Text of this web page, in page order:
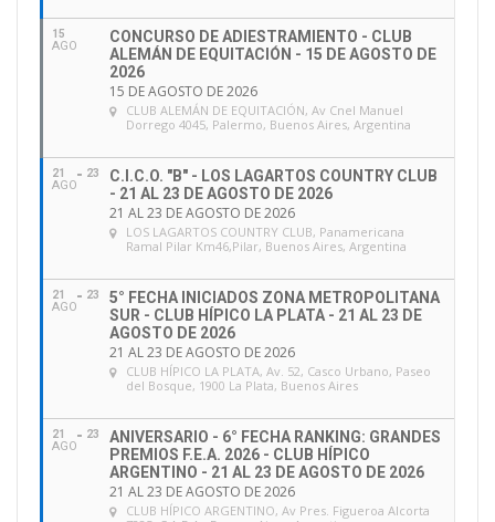
15
AGO
CONCURSO DE ADIESTRAMIENTO - CLUB
ALEMÁN DE EQUITACIÓN - 15 DE AGOSTO DE
2026
15 DE AGOSTO DE 2026
CLUB ALEMÁN DE EQUITACIÓN, Av Cnel Manuel
Dorrego 4045, Palermo, Buenos Aires, Argentina
21
AGO
23
C.I.C.O. "B" - LOS LAGARTOS COUNTRY CLUB
- 21 AL 23 DE AGOSTO DE 2026
21 AL 23 DE AGOSTO DE 2026
LOS LAGARTOS COUNTRY CLUB, Panamericana
Ramal Pilar Km46,Pilar, Buenos Aires, Argentina
21
AGO
23
5° FECHA INICIADOS ZONA METROPOLITANA
SUR - CLUB HÍPICO LA PLATA - 21 AL 23 DE
AGOSTO DE 2026
21 AL 23 DE AGOSTO DE 2026
CLUB HÍPICO LA PLATA, Av. 52, Casco Urbano, Paseo
del Bosque, 1900 La Plata, Buenos Aires
21
AGO
23
ANIVERSARIO - 6° FECHA RANKING: GRANDES
PREMIOS F.E.A. 2026 - CLUB HÍPICO
ARGENTINO - 21 AL 23 DE AGOSTO DE 2026
21 AL 23 DE AGOSTO DE 2026
CLUB HÍPICO ARGENTINO, Av Pres. Figueroa Alcorta